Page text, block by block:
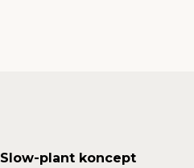
Slow-plant koncept